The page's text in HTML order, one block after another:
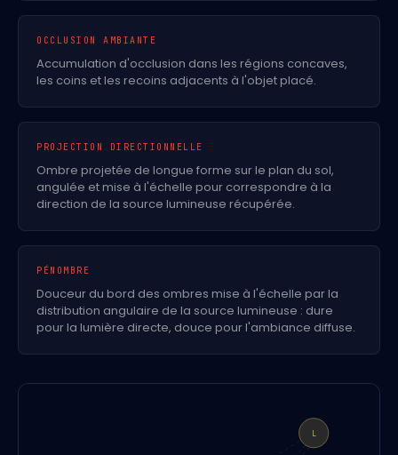
OCCLUSION AMBIANTE
Accumulation d'occlusion dans les régions concaves,
les coins et les recoins adjacents à l'objet placé.
PROJECTION DIRECTIONNELLE
Ombre projetée de longue forme sur le plan du sol,
angulée et mise à l'échelle pour correspondre à la
direction de la source lumineuse récupérée.
PÉNOMBRE
Douceur du bord des ombres mise à l'échelle par la
distribution angulaire de la source lumineuse : dure
pour la lumière directe, douce pour l'ambiance diffuse.